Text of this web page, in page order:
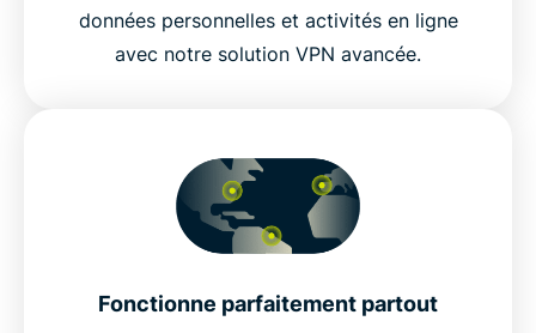
données personnelles et activités en ligne
avec notre solution VPN avancée.
Fonctionne parfaitement partout